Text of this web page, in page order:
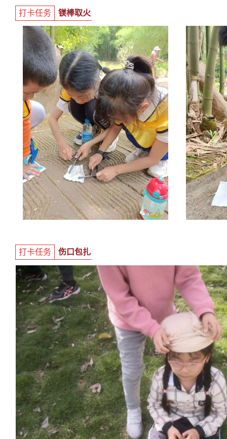
打卡任务 镁棒取火
打卡任务 伤口包扎